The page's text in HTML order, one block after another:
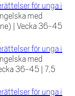
för unga i
med
| Vecka 36-45
för unga i
med
36-45 | 7,5
för unga i